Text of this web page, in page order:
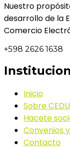
Nuestro
desarrollo de la
Comercio
+598 2626 1638
Inicio
Sobre CEDU
Hacete
Convenios
Contacto